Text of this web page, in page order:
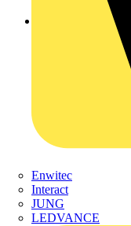
Enwitec
Interact
JUNG
LEDVANCE
Zurück zu Produkte